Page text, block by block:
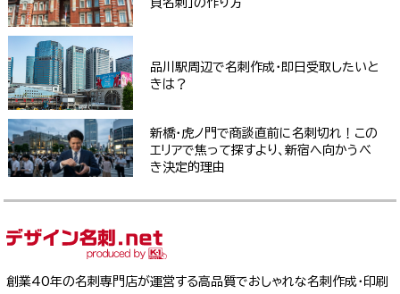
品川駅周辺で名刺作成・即日受取したいと
きは？
新橋・虎ノ門で商談直前に名刺切れ！この
エリアで焦って探すより、新宿へ向かうべ
き決定的理由
創業40年の名刺専門店が運営する高品質でおしゃれな名刺作成・印刷